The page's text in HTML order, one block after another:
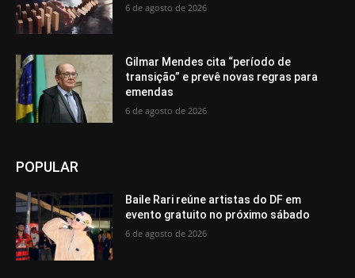
6 de agosto de 2026
Gilmar Mendes cita “período de
transição” e prevê novas regras para
emendas
6 de agosto de 2026
POPULAR
Baile Rari reúne artistas do DF em
evento gratuito no próximo sábado
6 de agosto de 2026